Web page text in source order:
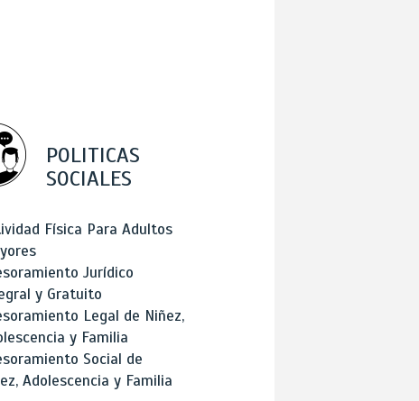
POLITICAS
SOCIALES
Física Para Adultos
Jurídico
y Gratuito
Legal de Niñez,
y Familia
Social de
Adolescencia y Familia